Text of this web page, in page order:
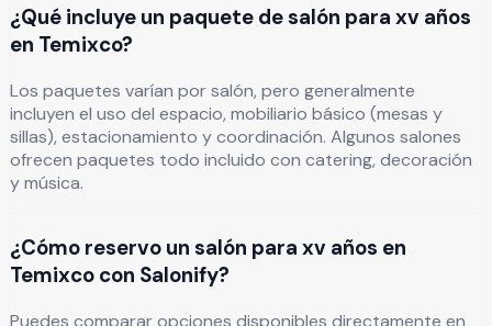
¿Qué incluye un paquete de salón para xv años
en Temixco?
Los paquetes varían por salón, pero generalmente
incluyen el uso del espacio, mobiliario básico (mesas y
sillas), estacionamiento y coordinación. Algunos salones
ofrecen paquetes todo incluido con catering, decoración
y música.
¿Cómo reservo un salón para xv años en
Temixco con Salonify?
Puedes comparar opciones disponibles directamente en